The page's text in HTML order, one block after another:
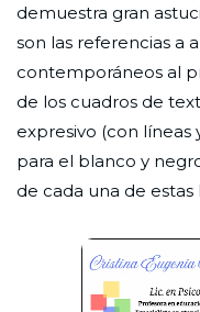
demuestra gran
son las referencias a
contemporáneos al
de los cuadros de
expresivo (con líneas
para el blanco y
de cada una de estas